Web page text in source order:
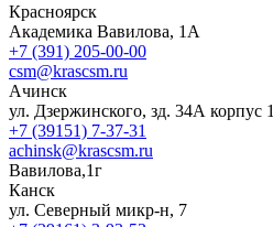
Красноярск
Академика Вавилова, 1А
+7 (391) 205-00-00
csm@krascsm.ru
Ачинск
ул. Дзержинского, зд. 34А корпус 1
+7 (39151) 7-37-31
achinsk@krascsm.ru
Вавилова,1г
Канск
ул. Северный микр-н, 7